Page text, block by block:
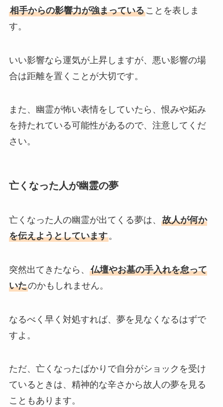
相手からの影響力が強まっていることを表しま
す。
いい影響なら運気が上昇しますが、悪い影響の場
合は距離を置くことが大切です。
また、幽霊が怖い表情をしていたら、恨みや妬み
を持たれている可能性があるので、注意してくだ
さい。
亡くなった人が幽霊の夢
亡くなった人の幽霊が出てくる夢は、 故人が何か
を伝えようとしています。
突然出てきたなら、 仏壇やお墓の手入れを怠って
いたのかもしれません。
なるべく早く対処すれば、夢を見なくなるはずで
すよ。
ただ、亡くなったばかりで自分がショックを受け
ているときは、精神的な辛さから故人の夢を見る
こともあります。